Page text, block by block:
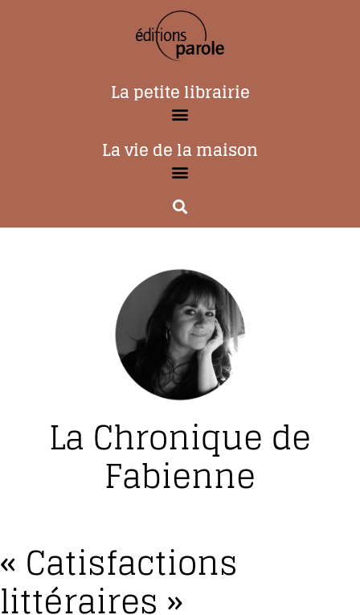
La petite librairie
La vie de la maison
La Chronique de
Fabienne
« Catisfactions
littéraires »